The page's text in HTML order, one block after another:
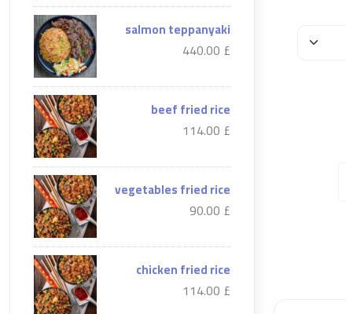
salmon teppanyaki
£ 440.00
beef fried rice
£ 114.00
vegetables fried rice
£ 90.00
chicken fried rice
£ 114.00